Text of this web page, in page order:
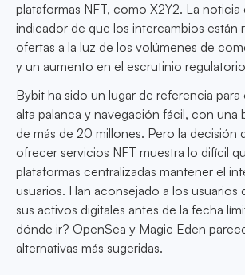
plataformas NFT, como X2Y2. La noticia
indicador de que los intercambios están
ofertas a la luz de los volúmenes de
y un aumento en el escrutinio
Bybit ha sido un lugar de referencia
alta palanca y navegación fácil, con una
de más de 20 millones. Pero la decisión
ofrecer servicios NFT muestra lo difícil
plataformas centralizadas mantener el
usuarios. Han aconsejado a los usuarios
sus activos digitales antes de la fecha
dónde ir? OpenSea y Magic Eden
alternativas más sugeridas.